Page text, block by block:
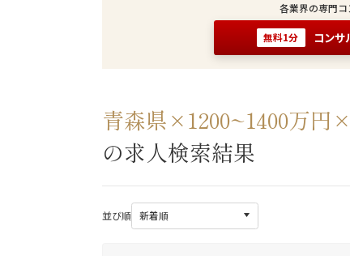
各業界の専門
無料1分 コンサ
青森県×1200~1400万円
の求人検索結果
並び順